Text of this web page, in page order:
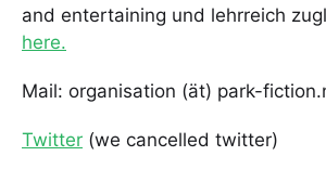
and entertaining und lehrreich
here.
Mail: organisation (ät) park-
Twitter (we cancelled twitter)